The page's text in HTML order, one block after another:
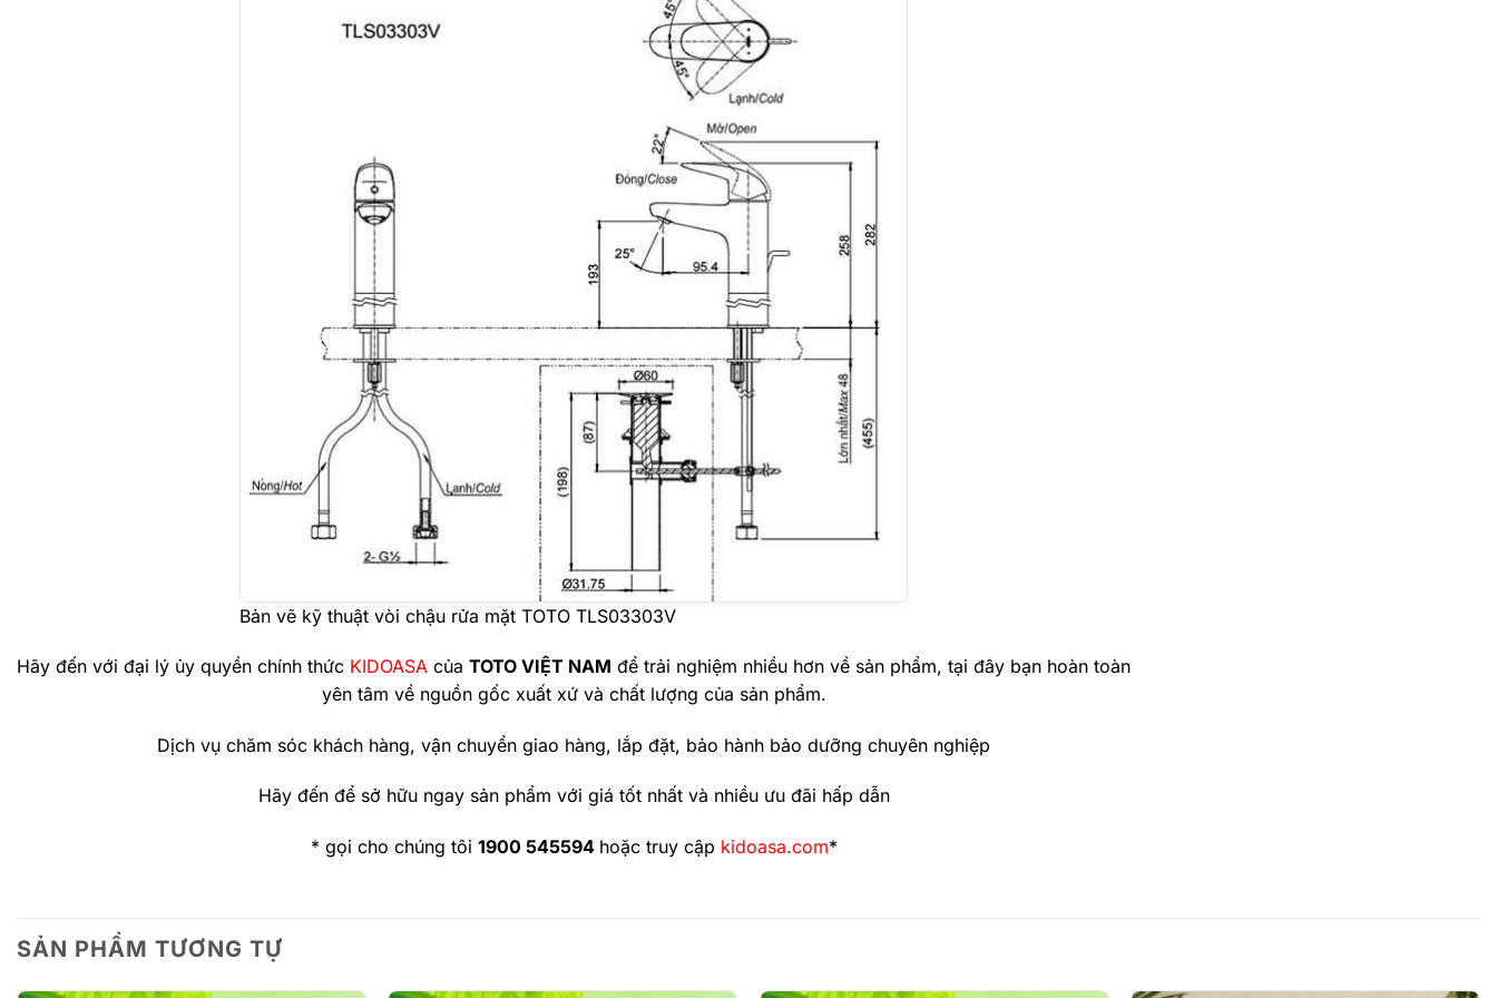
Bản vẽ kỹ thuật vòi chậu rửa mặt TOTO TLS03303V
Hãy đến với đại lý ủy quyền chính thức KIDOASA của TOTO VIỆT NAM để trải nghiệm nhiều hơn về sản phẩm, tại đây bạn hoàn toàn
yên tâm về nguồn gốc xuất xứ và chất lượng của sản phẩm.
Dịch vụ chăm sóc khách hàng, vận chuyển giao hàng, lắp đặt, bảo hành bảo dưỡng chuyên nghiệp
Hãy đến để sở hữu ngay sản phẩm với giá tốt nhất và nhiều ưu đãi hấp dẫn
* gọi cho chúng tôi 1900 545594 hoặc truy cập kidoasa.com*
SẢN PHẨM TƯƠNG TỰ